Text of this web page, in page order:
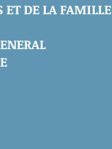
ET DE LA FAMILLE